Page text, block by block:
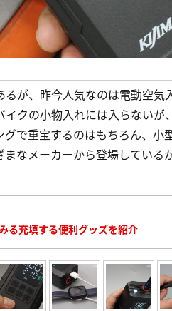
が、昨今人気なのは電動空気
クの小物入れには入らないが
で重宝するのはもちろん、小
なメーカーから登場している
る充填する便利グッズを紹介